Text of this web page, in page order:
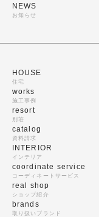
NEWS
お知らせ
HOUSE
住宅
works
施工事例
resort
別荘
catalog
資料請求
INTERIOR
インテリア
coordinate service
コーディネートサービス
real shop
ショップ紹介
brands
取り扱いブランド